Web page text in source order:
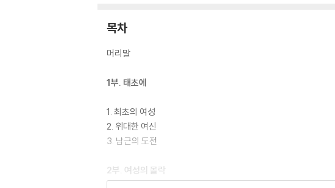
목차
머리말
1부. 태초에
1. 최초의 여성
2. 위대한 여신
3. 남근의 도전
2부. 여성의 몰락